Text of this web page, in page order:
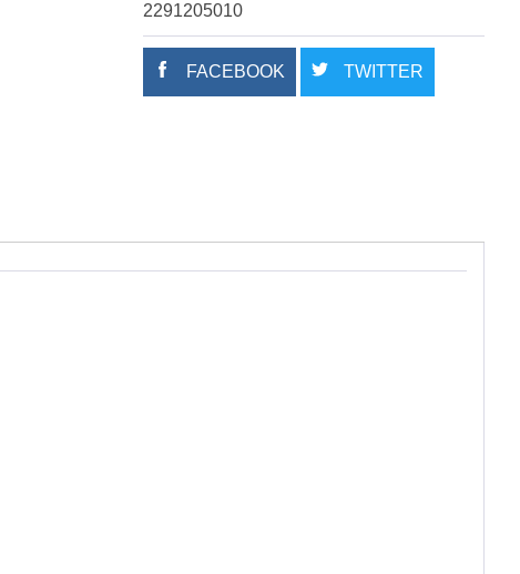
2291205010
FACEBOOK TWITTER